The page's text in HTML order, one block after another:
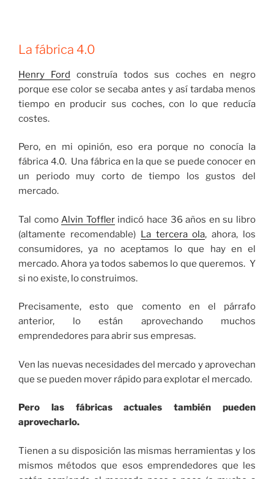
La fábrica 4.0
Henry Ford construía todos sus coches en negro
porque ese color se secaba antes y así tardaba menos
tiempo en producir sus coches, con lo que reducía
costes.
Pero, en mi opinión, eso era porque no conocía la
fábrica 4.0. Una fábrica en la que se puede conocer en
un periodo muy corto de tiempo los gustos del
mercado.
Tal comoAlvin Tofflerindicó hace 36 años en su libro
(altamente recomendable) La tercera ola, ahora, los
consumidores, ya no aceptamos lo que hay en el
mercado. Ahora ya todos sabemos lo que queremos. Y
si no existe, lo construimos.
Precisamente, esto que comento en el párrafo
anterior, lo están aprovechando muchos
emprendedores para abrir sus empresas.
Ven las nuevas necesidades del mercado y aprovechan
que se pueden mover rápido para explotar el mercado.
Pero las fábricas actuales también pueden
aprovecharlo.
Tienen a su disposición las mismas herramientas y los
mismos métodos que esos emprendedores que les